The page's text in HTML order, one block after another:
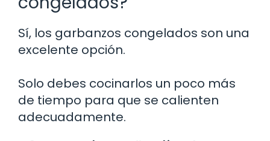
Sí, los garbanzos congelados son una
excelente opción.
Solo debes cocinarlos un poco más
de tiempo para que se calienten
adecuadamente.